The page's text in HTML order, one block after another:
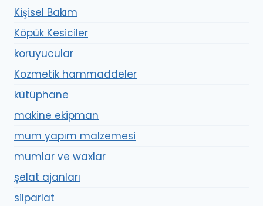
Kişisel Bakım
Köpük Kesiciler
koruyucular
Kozmetik hammaddeler
kütüphane
makine ekipman
mum yapım malzemesi
mumlar ve waxlar
şelat ajanları
silparlat